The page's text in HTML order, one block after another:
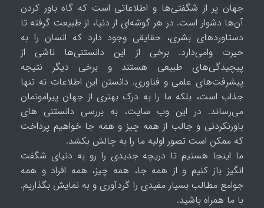
جهان پر از شگفتی‌ها و اطلاعاتی است که گاه باور کردن
آن‌ها دشوار است. در هر گوشه‌ای از دنیا، از طبیعت گرفته تا
دستاوردهای بشری، حقایقی وجود دارد که انسان را به
حیرت وامی‌دارد. برخی از این دانستنی‌ها ناشی از
پیچیدگی‌های طبیعی هستند و برخی دیگر نتیجه
پیشرفت‌های علمی و فناوری. دانستن این اطلاعات نه تنها
جذاب است، بلکه ما را به درک بهتری از جهان پیرامونمان
می‌رساند. در این وب سایت، به بررسی دانستنی های
باورنکردنی و جالب از همه چیز و همه جا خواهیم پرداخت
که ممکن است تصور اولیه ما را به چالش بکشد.
ما اینجا هستیم تا دریچه جدیدی را رو به دنیای شگفت
انگیز باز کنیم و از همه جا، همه چیز، همه افراد و همه
جوامع مطالب بسیار مفیدی را گردآوری و به نمایش بگذاریم.
با ما همراه باشید.